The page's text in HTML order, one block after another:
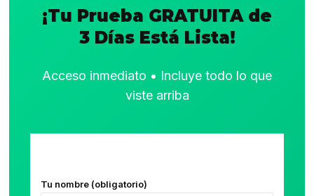
¡Tu Prueba GRATUITA de
3 Días Está Lista!
Acceso inmediato • Incluye todo lo que
viste arriba
Tu nombre (obligatorio)